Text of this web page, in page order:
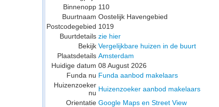
Binnenopp 110
Buurtnaam Oostelijk Havengebied
Postcodegebied 1019
Buurtdetails zie hier
Bekijk Vergelijkbare huizen in de buurt
Plaatsdetails Amsterdam
Huidige datum 08 August 2026
Funda nu Funda aanbod makelaars
Huizenzoeker
nu Huizenzoeker aanbod makelaars
Orientatie Google Maps en Street View